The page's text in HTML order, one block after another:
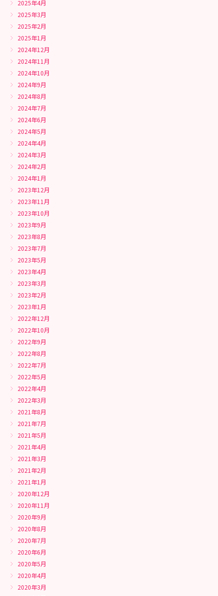
2025年4月
2025年3月
2025年2月
2025年1月
2024年12月
2024年11月
2024年10月
2024年9月
2024年8月
2024年7月
2024年6月
2024年5月
2024年4月
2024年3月
2024年2月
2024年1月
2023年12月
2023年11月
2023年10月
2023年9月
2023年8月
2023年7月
2023年5月
2023年4月
2023年3月
2023年2月
2023年1月
2022年12月
2022年10月
2022年9月
2022年8月
2022年7月
2022年5月
2022年4月
2022年3月
2021年8月
2021年7月
2021年5月
2021年4月
2021年3月
2021年2月
2021年1月
2020年12月
2020年11月
2020年9月
2020年8月
2020年7月
2020年6月
2020年5月
2020年4月
2020年3月